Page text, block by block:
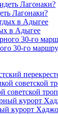
Лагонаки?
в Адыгее
30-го
советской
курорт